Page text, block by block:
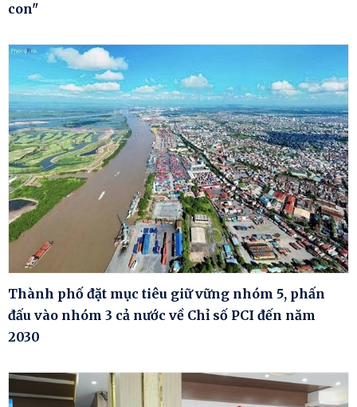
con"
Thành phố đặt mục tiêu giữ vững nhóm 5, phấn
đấu vào nhóm 3 cả nước về Chỉ số PCI đến năm
2030